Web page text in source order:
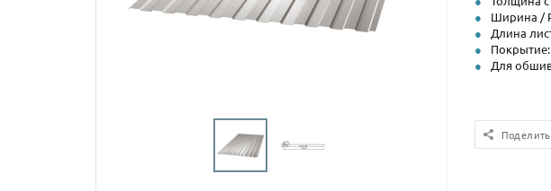
Ширина /
Длина
Для